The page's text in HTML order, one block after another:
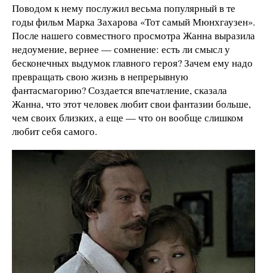
Поводом к нему послужил весьма популярный в те
годы фильм Марка Захарова «Тот самый Мюнхгаузен».
После нашего совместного просмотра Жанна выразила
недоумение, вернее — сомнение: есть ли смысл у
бесконечных выдумок главного героя? Зачем ему надо
превращать свою жизнь в непрерывную
фантасмагорию? Создается впечатление, сказала
Жанна, что этот человек любит свои фантазии больше,
чем своих близких, а еще — что он вообще слишком
любит себя самого.